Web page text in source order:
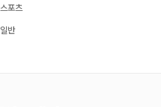
스포츠
일반